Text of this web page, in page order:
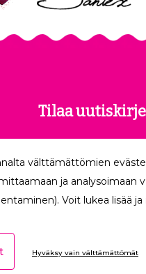
Tilaa
uusimmat edut
välttämättömien
ja
Voit lukea lisää
Hyväksy vain välttämättömät